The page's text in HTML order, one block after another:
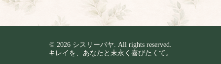
© 2026 シスリーバヤ. All rights reserved.
キレイを、あなたと末永く喜びたくて。